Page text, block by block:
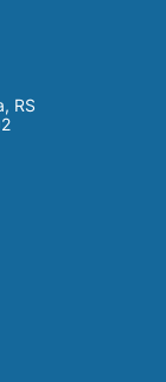
RS